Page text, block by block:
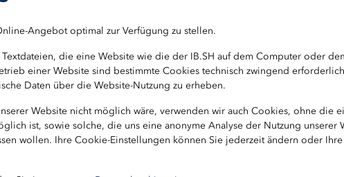
Angebot optimal zur Verfügung zu stellen.
die eine Website wie die der IB.SH auf dem Computer oder
einer Website sind bestimmte Cookies technisch zwingend
Daten über die Website-Nutzung zu erheben.
Website nicht möglich wäre, verwenden wir auch Cookies, ohne die
ist, sowie solche, die uns eine anonyme Analyse der Nutzung unserer
wollen. Ihre Cookie-Einstellungen können Sie jederzeit ändern oder
unser SDG-Reporting weiter ausbauen. Dazu gehört die
(KPIs) mit Bezug zu den SDGs, um deren
Geschäftstätigkeit entsprechend zu steuern. Bei der
aber heute schon fest im Blick, auch werden sie
haben.
von Sustainable Financebetonen wir noch einmal
mit unserem eigenen unternehmerischen Handeln,